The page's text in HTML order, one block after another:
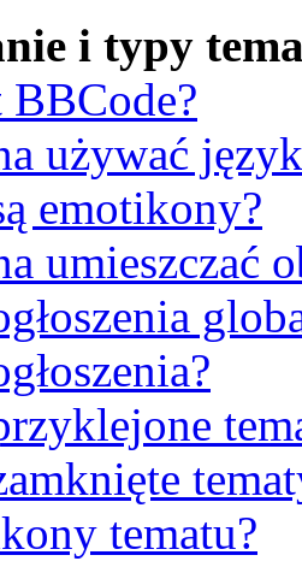
i typy
BBCode?
używać
emotikony?
umieszczać
tematu?